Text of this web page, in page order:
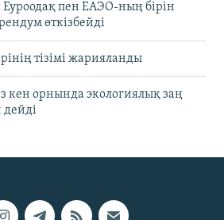
пен ЕАЭО-ның бірін
өткізбейді
тізімі жарияланды
кен орнында экологиялық заң
дейді